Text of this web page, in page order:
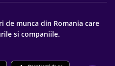
de munca din Romania care
si companiile.